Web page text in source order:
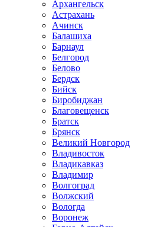
Архангельск
Астрахань
Ачинск
Балашиха
Барнаул
Белгород
Белово
Бердск
Бийск
Биробиджан
Благовещенск
Братск
Брянск
Великий Новгород
Владивосток
Владикавказ
Владимир
Волгоград
Волжский
Вологда
Воронеж